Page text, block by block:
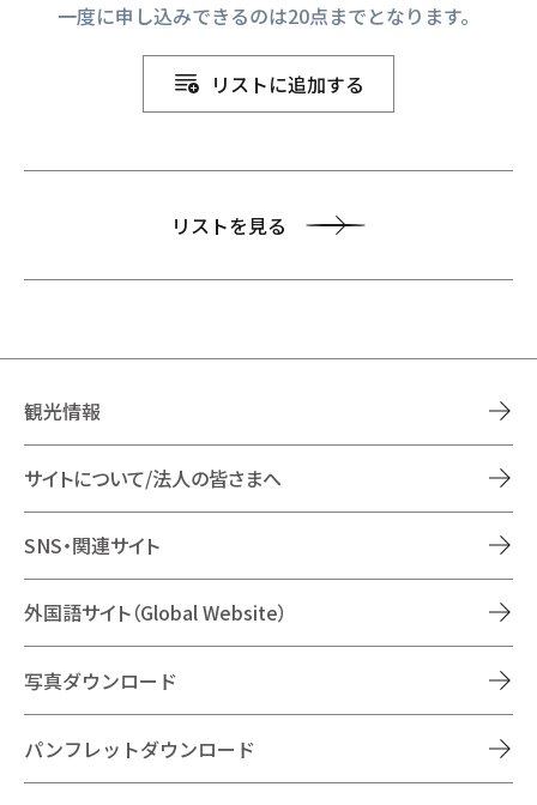
一度に申し込みできるのは20点までとなります。
リストに追加する
リストを見る
観光情報
サイトについて/法人の皆さまへ
SNS・関連サイト
外国語サイト（Global Website）
写真ダウンロード
パンフレットダウンロード